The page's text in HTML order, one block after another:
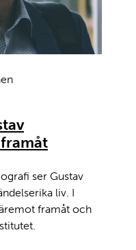
ser Gustav
liv. I
framåt och